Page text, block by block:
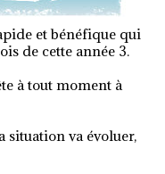
de cette année 3.
à tout moment à
situation va évoluer,